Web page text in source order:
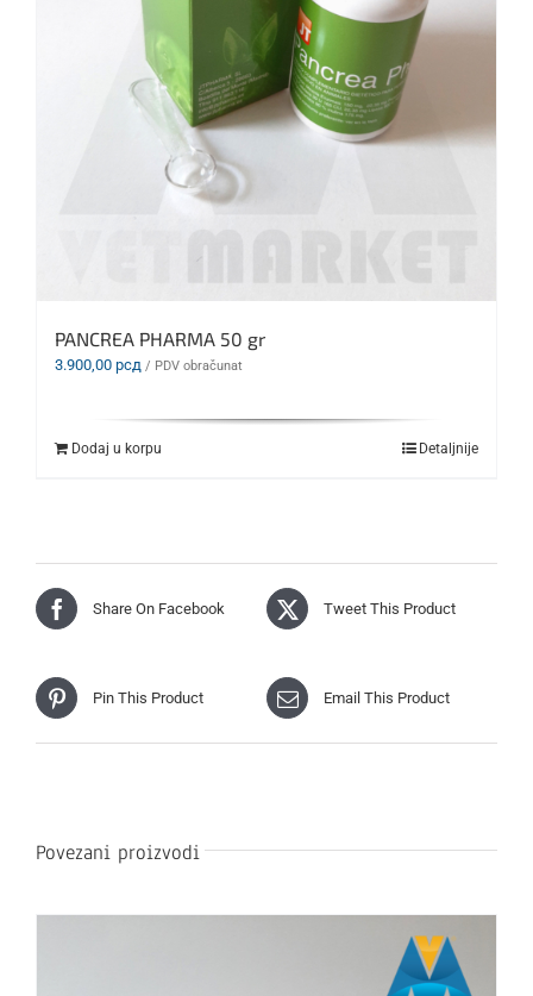
PANCREA PHARMA 50 gr
3.900,00 рсд / PDV obračunat
Dodaj u korpu Detaljnije
Share On Facebook Tweet This Product
Pin This Product Email This Product
Povezani proizvodi